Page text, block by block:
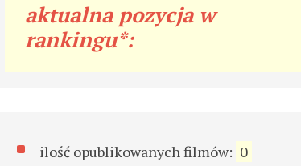
aktualna pozycja w
rankingu*:
ilość opublikowanych filmów: 0